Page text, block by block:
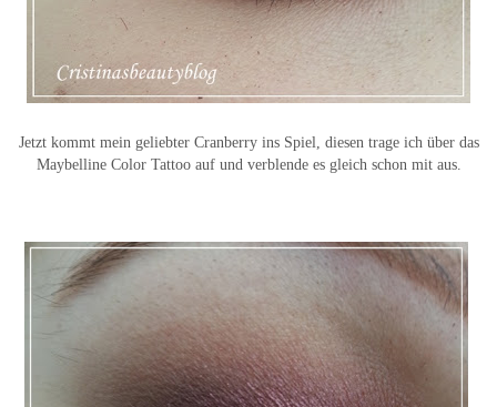
Jetzt kommt mein geliebter Cranberry ins Spiel, diesen trage ich über das
Maybelline Color Tattoo auf und verblende es gleich schon mit aus.